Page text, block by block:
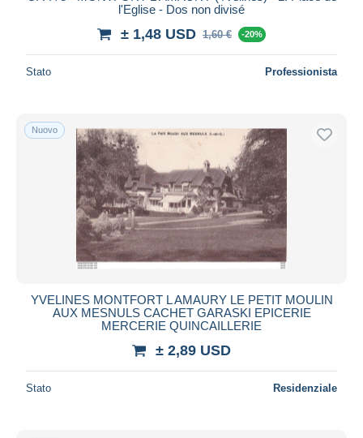
l'Eglise - Dos non divisé
± 1,48 USD 1,60 € -20%
Stato Professionista
Nuovo
YVELINES MONTFORT L AMAURY LE PETIT MOULIN
AUX MESNULS CACHET GARASKI EPICERIE
MERCERIE QUINCAILLERIE
± 2,89 USD
Stato Residenziale